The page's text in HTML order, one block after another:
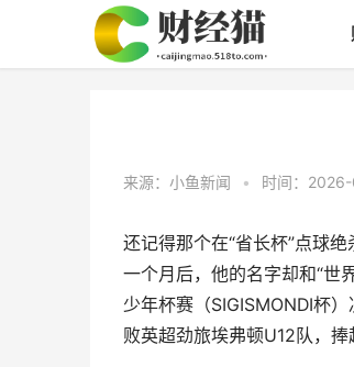
来源：小鱼新闻 • 时间：
还记得那个在“省长杯”点球
一个月后，他的名字却和“世
少年杯赛（SIGISMONDI杯
败英超劲旅埃弗顿U12队，捧